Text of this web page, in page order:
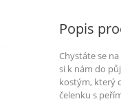
Popis
Chystáte se
si k nám do
kostým, který
čelenku s